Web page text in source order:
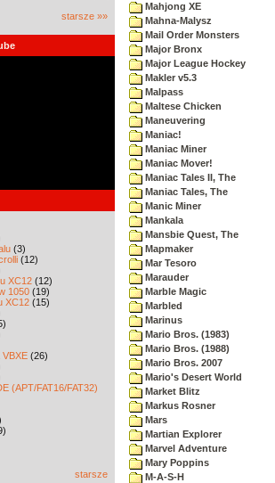
starsze »»
(3)
(12)
XC12 (12)
1050 (19)
XC12 (15)
VBXE (26)
(APT/FAT16/FAT32)
starsze
Mahjong XE
Mahna-Malysz
Mail Order Monsters
Major Bronx
Major League Hockey
Makler v5.3
Malpass
Maltese Chicken
Maneuvering
Maniac!
Maniac Miner
Maniac Mover!
Maniac Tales II, The
Maniac Tales, The
Manic Miner
Mankala
Mansbie Quest, The
Mapmaker
Mar Tesoro
Marauder
Marble Magic
Marbled
Marinus
Mario Bros. (1983)
Mario Bros. (1988)
Mario Bros. 2007
Mario's Desert World
Market Blitz
Markus Rosner
Mars
Martian Explorer
Marvel Adventure
Mary Poppins
M-A-S-H